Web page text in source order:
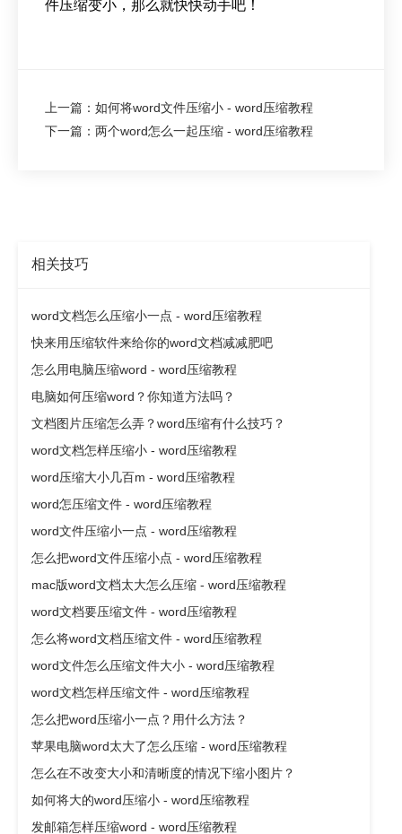
件压缩变小，那么就快快动手吧！
上一篇：如何将word文件压缩小 - word压缩教程
下一篇：两个word怎么一起压缩 - word压缩教程
相关技巧
word文档怎么压缩小一点 - word压缩教程
快来用压缩软件来给你的word文档减减肥吧
怎么用电脑压缩word - word压缩教程
电脑如何压缩word？你知道方法吗？
文档图片压缩怎么弄？word压缩有什么技巧？
word文档怎样压缩小 - word压缩教程
word压缩大小几百m - word压缩教程
word怎压缩文件 - word压缩教程
word文件压缩小一点 - word压缩教程
怎么把word文件压缩小点 - word压缩教程
mac版word文档太大怎么压缩 - word压缩教程
word文档要压缩文件 - word压缩教程
怎么将word文档压缩文件 - word压缩教程
word文件怎么压缩文件大小 - word压缩教程
word文档怎样压缩文件 - word压缩教程
怎么把word压缩小一点？用什么方法？
苹果电脑word太大了怎么压缩 - word压缩教程
怎么在不改变大小和清晰度的情况下缩小图片？
如何将大的word压缩小 - word压缩教程
发邮箱怎样压缩word - word压缩教程